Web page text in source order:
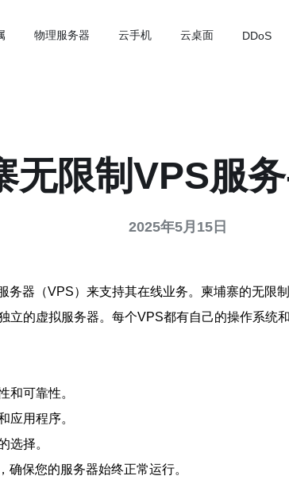
物理服务器 云手机 云桌面 DDoS
无限制VPS服
2025年5月15日
器（VPS）来支持其在线业务。柬埔寨的无限
立的虚拟服务器。每个VPS都有自己的操作系
和可靠性。
应用程序。
选择。
保您的服务器始终正常运行。